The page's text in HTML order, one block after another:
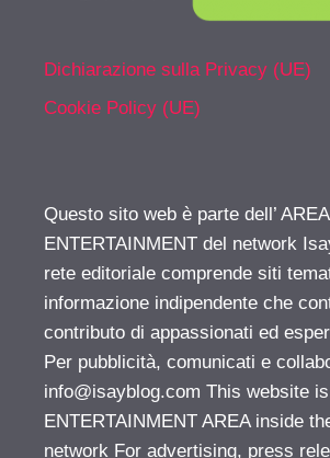
Dichiarazione sulla Privacy (UE)
Cookie Policy (UE)
Questo sito web è parte dell’ AREA
ENTERTAINMENT del network
rete editoriale comprende siti
informazione indipendente che
contributo di appassionati ed
Per pubblicità, comunicati e
info@isayblog.com This website
ENTERTAINMENT AREA inside
network For advertising, press